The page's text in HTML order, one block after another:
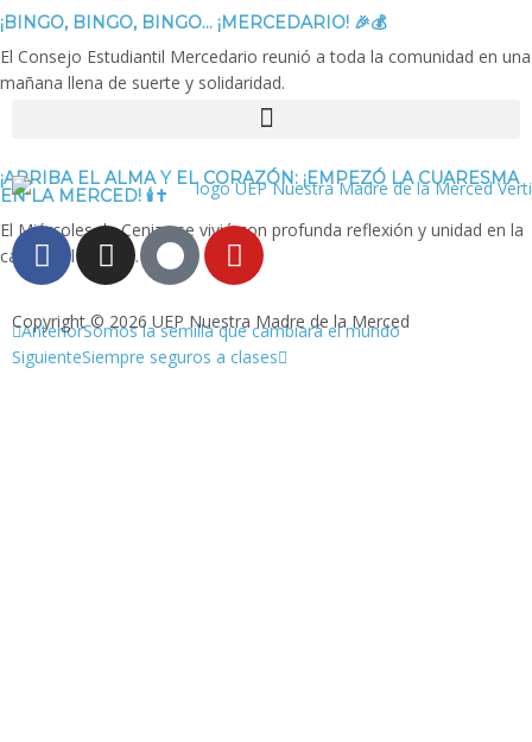
¡BINGO, BINGO, BINGO… ¡MERCEDARIO! 🎉💰
El Consejo Estudiantil Mercedario reunió a toda la comunidad en una
mañana llena de suerte y solidaridad.
¡ARRIBA EL ALMA Y EL CORAZÓN: ¡EMPEZÓ LA CUARESMA
EN LA MERCED! 🕯️✝️
El Miércoles de Ceniza se vivió con profunda reflexión y unidad en la
capilla del colegio.
AnteriorSomos la semilla que cambiará el mundo
SiguienteSiempre seguros a clases
Copyright © 2026 UEP Nuestra Madre de la Merced